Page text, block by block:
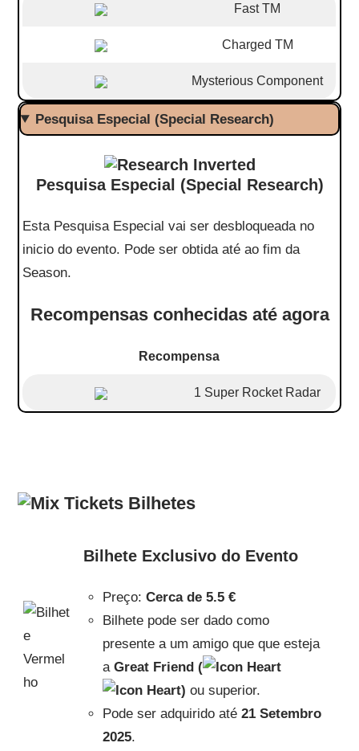
Fast TM
Charged TM
Mysterious Component
Pesquisa Especial (Special Research)
Pesquisa Especial (Special Research)
Esta Pesquisa Especial vai ser desbloqueada no
inicio do evento. Pode ser obtida até ao fim da
Season.
Recompensas conhecidas até agora
Recompensa
1 Super Rocket Radar
Bilhetes
Bilhete Exclusivo do Evento
Preço: Cerca de 5.5 €
Bilhete pode ser dado como
presente a um amigo que que esteja
a Great Friend (
) ou superior.
Pode ser adquirido até 21 Setembro
2025.